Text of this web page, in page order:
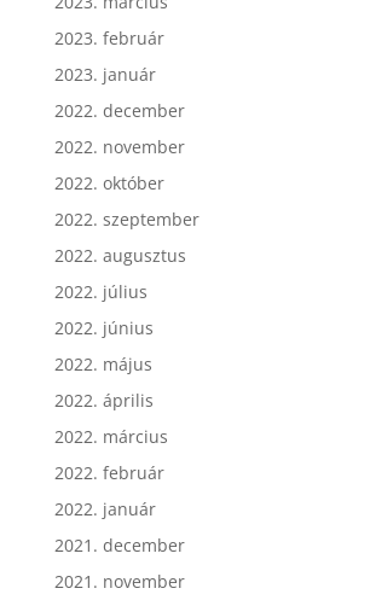
2023. február
2023. január
2022. december
2022. november
2022. október
2022. szeptember
2022. augusztus
2022. július
2022. június
2022. május
2022. április
2022. március
2022. február
2022. január
2021. december
2021. november